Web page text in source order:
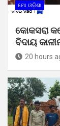
ମୋ ଓଡ଼ିଶା
କୋକସରା
ବିଦାୟ
20 hours